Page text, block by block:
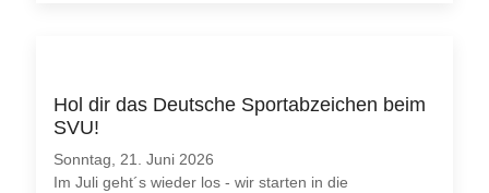
Hol dir das Deutsche Sportabzeichen beim
SVU!
Sonntag, 21. Juni 2026
Im Juli geht´s wieder los - wir starten in die